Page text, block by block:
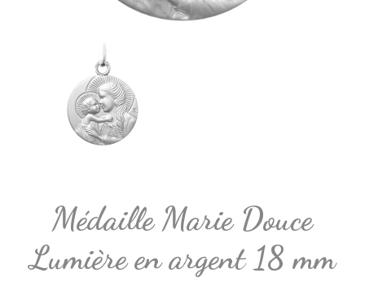
Médaille Marie Douce
Lumière en argent 18 mm